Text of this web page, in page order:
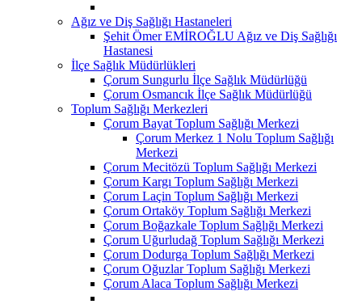
Ağız ve Diş Sağlığı Hastaneleri
Şehit Ömer EMİROĞLU Ağız ve Diş Sağlığı
Hastanesi
İlçe Sağlık Müdürlükleri
Çorum Sungurlu İlçe Sağlık Müdürlüğü
Çorum Osmancık İlçe Sağlık Müdürlüğü
Toplum Sağlığı Merkezleri
Çorum Bayat Toplum Sağlığı Merkezi
Çorum Merkez 1 Nolu Toplum Sağlığı
Merkezi
Çorum Mecitözü Toplum Sağlığı Merkezi
Çorum Kargı Toplum Sağlığı Merkezi
Çorum Laçin Toplum Sağlığı Merkezi
Çorum Ortaköy Toplum Sağlığı Merkezi
Çorum Boğazkale Toplum Sağlığı Merkezi
Çorum Uğurludağ Toplum Sağlığı Merkezi
Çorum Dodurga Toplum Sağlığı Merkezi
Çorum Oğuzlar Toplum Sağlığı Merkezi
Çorum Alaca Toplum Sağlığı Merkezi